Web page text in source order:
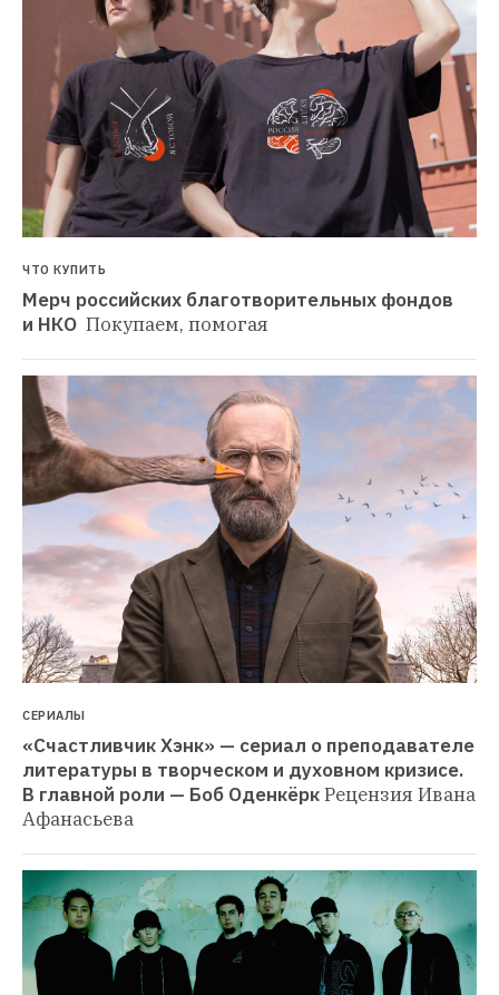
ЧТО КУПИТЬ
Мерч российских благотворительных фондов
и НКО Покупаем, помогая
СЕРИАЛЫ
«Счастливчик Хэнк» — сериал о преподавателе
литературы в творческом и духовном кризисе.
В главной роли — Боб ОденкёркРецензия Ивана
Афанасьева